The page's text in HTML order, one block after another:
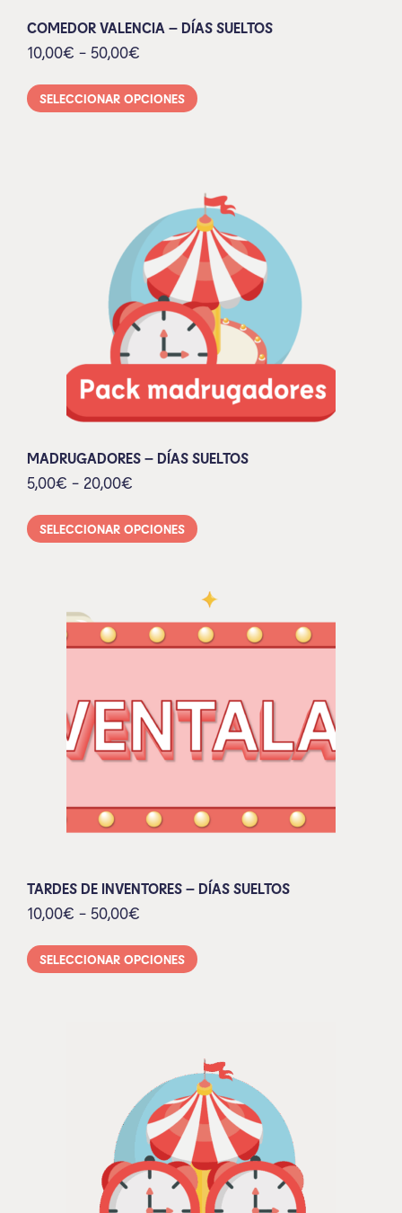
COMEDOR VALENCIA – DÍAS SUELTOS
10,00€ - 50,00€
SELECCIONAR OPCIONES
MADRUGADORES – DÍAS SUELTOS
5,00€ - 20,00€
SELECCIONAR OPCIONES
TARDES DE INVENTORES – DÍAS SUELTOS
10,00€ - 50,00€
SELECCIONAR OPCIONES